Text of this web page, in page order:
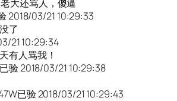
大还骂人，傻逼
2018/03/21 10:29:33
了
21 10:29:34
有人骂我！
验 2018/03/21 10:29:38
已验 2018/03/21 10:29:43